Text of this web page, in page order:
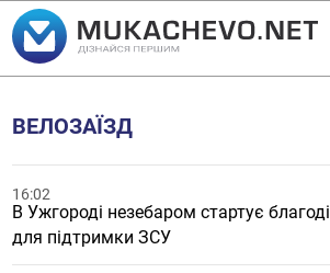
ВЕЛОЗАЇЗД
16:02
В Ужгороді незебаром стартує
для підтримки ЗСУ